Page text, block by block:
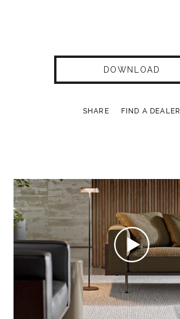
DOWNLOAD
SHARE FIND A DEALER